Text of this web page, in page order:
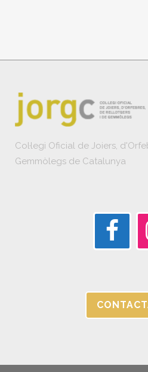
Col·legi Oficial de Joiers,
Gemmòlegs de Catalunya